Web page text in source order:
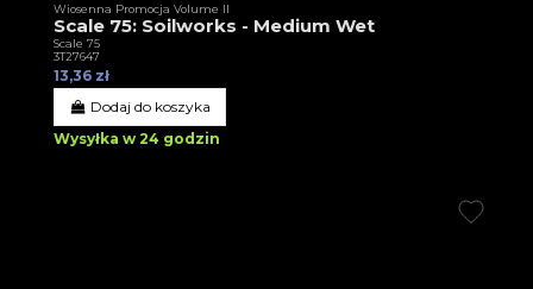
Wiosenna Promocja Volume II
Scale 75: Soilworks - Medium Wet
Scale 75
3T27647
13,36 zł
Dodaj do koszyka
Wysyłka w 24 godzin